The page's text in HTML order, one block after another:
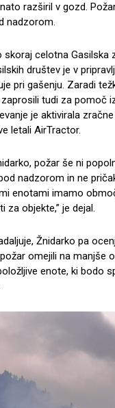
razširil v gozd.
nadzorom.
skoraj celotna Gasilska
društev je v
pri gašenju. Zaradi
tudi za pomoč
je aktivirala
letali AirTractor.
požar še ni
nadzorom in ne
enotami imamo
za objekte,” je dejal.
Žnidarko pa
omejili na manjše
enote, ki bodo